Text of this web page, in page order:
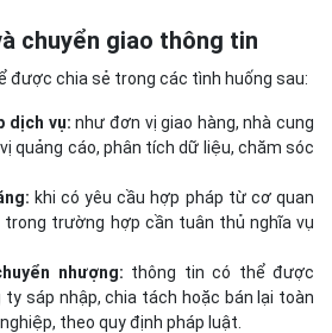
chuyển giao thông tin
được chia sẻ trong các tình huống sau:
dịch vụ: như đơn vị giao hàng, nhà cung
quảng cáo, phân tích dữ liệu, chăm sóc
khi có yêu cầu hợp pháp từ cơ quan
trường hợp cần tuân thủ nghĩa vụ
nhượng: thông tin có thể được
ty sáp nhập, chia tách hoặc bán lại toàn
theo quy định pháp luật.